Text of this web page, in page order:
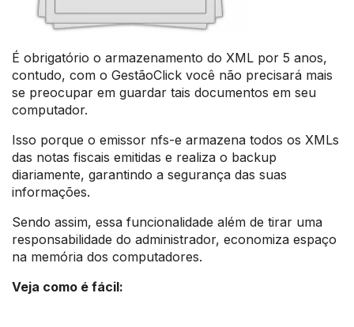
É obrigatório o armazenamento do XML por 5 anos,
contudo, com o GestãoClick você não precisará mais
se preocupar em guardar tais documentos em seu
computador.
Isso porque o emissor nfs-e armazena todos os XMLs
das notas fiscais emitidas e realiza o backup
diariamente, garantindo a segurança das suas
informações.
Sendo assim, essa funcionalidade além de tirar uma
responsabilidade do administrador, economiza espaço
na memória dos computadores.
Veja como é fácil: